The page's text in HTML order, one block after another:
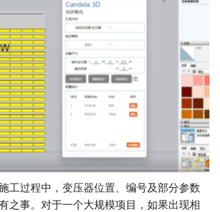
工过程中，变压器位置、编号及部分参数
之事。对于一个大规模项目，如果出现相